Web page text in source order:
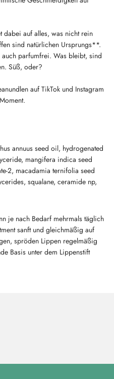
dabei auf alles, was nicht rein
sind natürlichen Ursprungs**.
parfumfrei. Was bleibt, sind
Süß, oder?
auf TikTok und Instagram
annuus seed oil, hydrogenated
mangifera indica seed
2, macadamia ternifolia seed
squalane, ceramide np,
je nach Bedarf mehrmals täglich
sanft und gleichmäßig auf
spröden Lippen regelmäßig
Basis unter dem Lippenstift